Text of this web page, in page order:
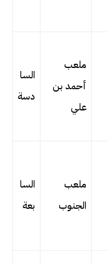
ملعب
أحمد بن
علي
السا
دسة
ملعب
الجنوب
السا
بعة